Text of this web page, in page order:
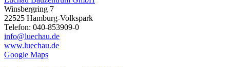
Winsbergring 7
22525 Hamburg-Volkspark
Telefon: 040-853909-0
info@luechau.de
www.luechau.de
Google Maps